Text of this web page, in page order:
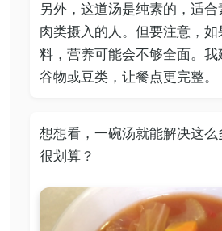
另外，这道汤是纯素的，适
肉类摄入的人。但要注意，
料，营养可能会不够全面。
谷物或豆类，让餐点更完整。
想想看，一碗汤就能解决这
很划算？